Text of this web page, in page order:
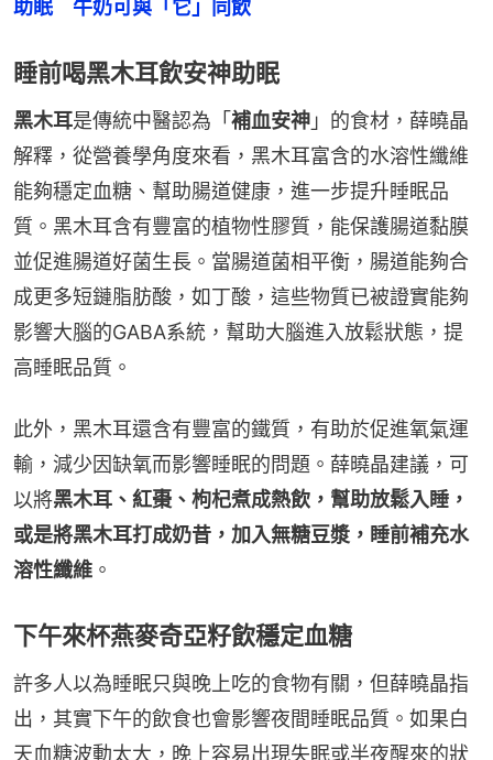
助眠　牛奶可與「它」同飲
睡前喝黑木耳飲安神助眠
黑木耳是傳統中醫認為「 補血安神 」的食材，薛曉晶
解釋，從營養學角度來看，黑木耳富含的水溶性纖維
能夠穩定血糖、幫助腸道健康，進一步提升睡眠品
質。黑木耳含有豐富的植物性膠質，能保護腸道黏膜
並促進腸道好菌生長。當腸道菌相平衡，腸道能夠合
成更多短鏈脂肪酸，如丁酸，這些物質已被證實能夠
影響大腦的GABA系統，幫助大腦進入放鬆狀態，提
高睡眠品質。
此外，黑木耳還含有豐富的鐵質，有助於促進氧氣運
輸，減少因缺氧而影響睡眠的問題。薛曉晶建議，可
以將黑木耳、紅棗、枸杞煮成熱飲，幫助放鬆入睡，
或是將黑木耳打成奶昔，加入無糖豆漿，睡前補充水
溶性纖維 。
下午來杯燕麥奇亞籽飲穩定血糖
許多人以為睡眠只與晚上吃的食物有關，但薛曉晶指
出，其實下午的飲食也會影響夜間睡眠品質。如果白
天血糖波動太大，晚上容易出現失眠或半夜醒來的狀